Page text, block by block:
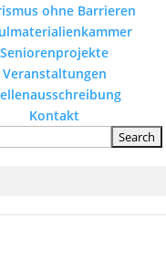
ohne Barrieren
Seniorenprojekte
Veranstaltungen
Kontakt